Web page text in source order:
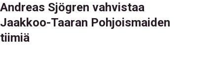
Andreas Sjögren vahvistaa
Jaakkoo-Taaran Pohjoismaiden
tiimiä